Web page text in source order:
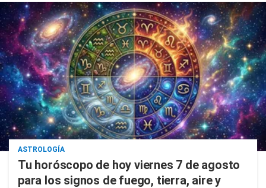
ASTROLOGÍA
Tu horóscopo de hoy viernes 7 de agosto
para los signos de fuego, tierra, aire y